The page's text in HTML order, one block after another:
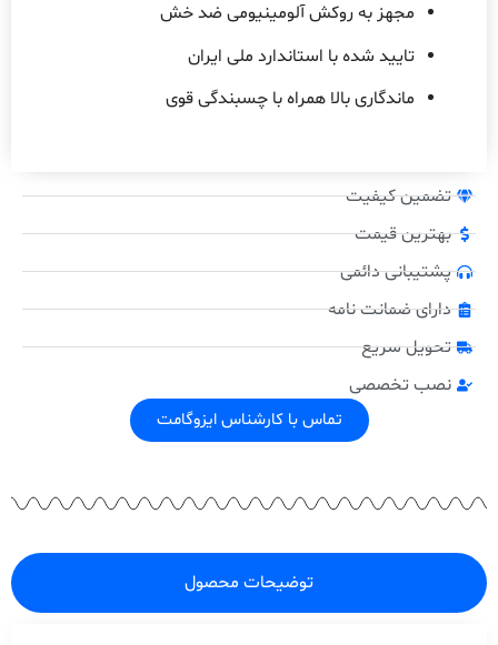
مجهز به روکش آلومینیومی ضد خش
تایید شده با استاندارد ملی ایران
ماندگاری بالا همراه با چسبندگی قوی
تضمین کیفیت
بهترین قیمت
پشتیبانی دائمی
دارای ضمانت نامه
تحویل سریع
نصب تخصصی
تماس با کارشناس ایزوگامت
توضیحات محصول